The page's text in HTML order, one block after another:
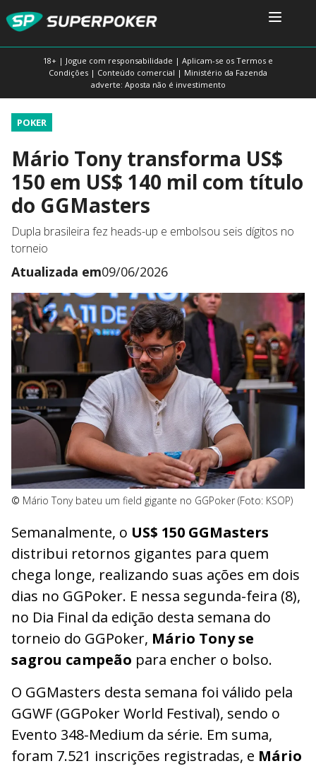
18+ | Jogue com responsabilidade | Aplicam-se os Termos e
Condições | Conteúdo comercial | Ministério da Fazenda
adverte: Aposta não é investimento
POKER
Mário Tony transforma US$
150 em US$ 140 mil com título
do GGMasters
Dupla brasileira fez heads-up e embolsou seis dígitos no
torneio
Atualizada em09/06/2026
© Mário Tony bateu um field gigante no GGPoker (Foto: KSOP)
Semanalmente, o US$ 150 GGMasters
distribui retornos gigantes para quem
chega longe, realizando suas ações em dois
dias no GGPoker. E nessa segunda-feira (8),
no Dia Final da edição desta semana do
torneio do GGPoker, Mário Tony se
sagrou campeão para encher o bolso.
O GGMasters desta semana foi válido pela
GGWF (GGPoker World Festival), sendo o
Evento 348-Medium da série. Em suma,
foram 7.521 inscrições registradas, e Mário